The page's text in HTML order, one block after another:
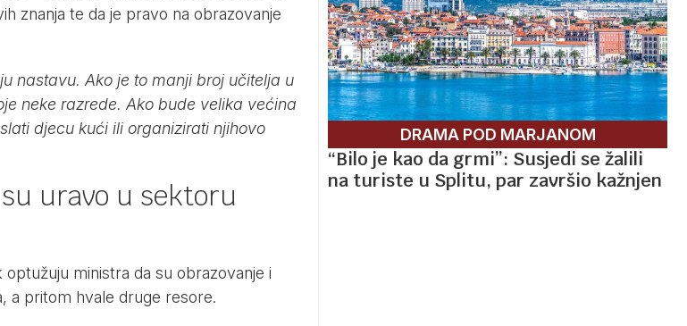
znanja te da je pravo na obrazovanje
nastavu. Ako je to manji broj učitelja u
neke razrede. Ako bude velika većina
djecu kući ili organizirati njihovo
uravo u sektoru
ministra da su obrazovanje i
a pritom hvale druge resore.
DRAMA POD MARJANOM
“Bilo je kao da grmi”: Susjedi se žalili
na turiste u Splitu, par završio kažnjen